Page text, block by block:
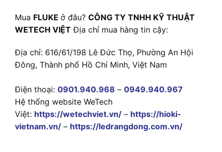
Mua FLUKE ở đâu? CÔNG TY TNHH KỸ THUẬT
WETECH VIỆT Địa chỉ mua hàng tin cậy:
Địa chỉ: 616/61/198 Lê Đức Thọ, Phường An Hội
Đông, Thành phố Hồ Chí Minh, Việt Nam
Điện thoại: 0901.940.968 – 0949.940.967
Hệ thống website WeTech
Việt: https://wetechviet.vn/ – https://hioki-
vietnam.vn/ – https://ledrangdong.com.vn/